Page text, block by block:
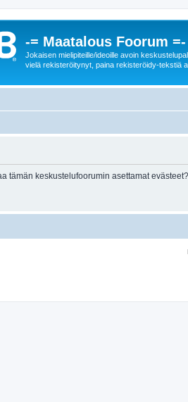
-= Maatalous Foorum =-
Jokaisen mielipiteille/ideoille avoin
vielä rekisteröitynyt, paina rekisteröidy-tekstiä
tämän keskustelufoorumin asettamat evästeet?